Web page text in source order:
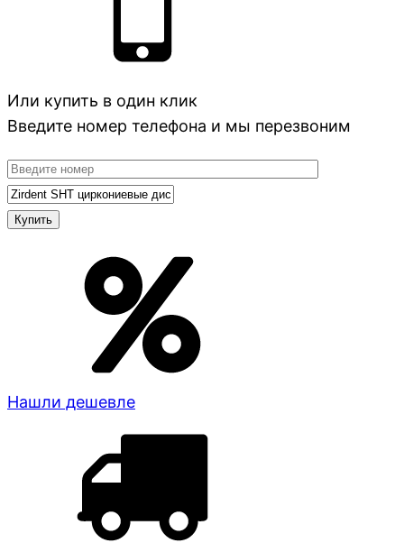
Или купить в один клик
Введите номер телефона и мы перезвоним
Нашли дешевле